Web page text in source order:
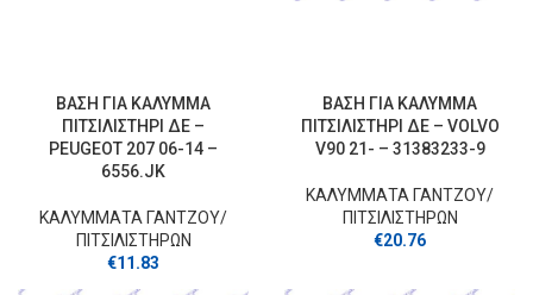
ΒΑΣΗ ΓΙΑ ΚΑΛΥΜΜΑ
ΠΙΤΣΙΛΙΣΤΗΡΙ ΔΕ –
PEUGEOT 207 06-14 –
6556.JK
ΚΑΛΥΜΜΑΤΑ ΓΑΝΤΖOY/
ΠΙΤΣΙΛΙΣΤΗΡΩΝ
€11.83
ΒΑΣΗ ΓΙΑ ΚΑΛΥΜΜΑ
ΠΙΤΣΙΛΙΣΤΗΡΙ ΔΕ – VOLVO
V90 21- – 31383233-9
ΚΑΛΥΜΜΑΤΑ ΓΑΝΤΖOY/
ΠΙΤΣΙΛΙΣΤΗΡΩΝ
€20.76